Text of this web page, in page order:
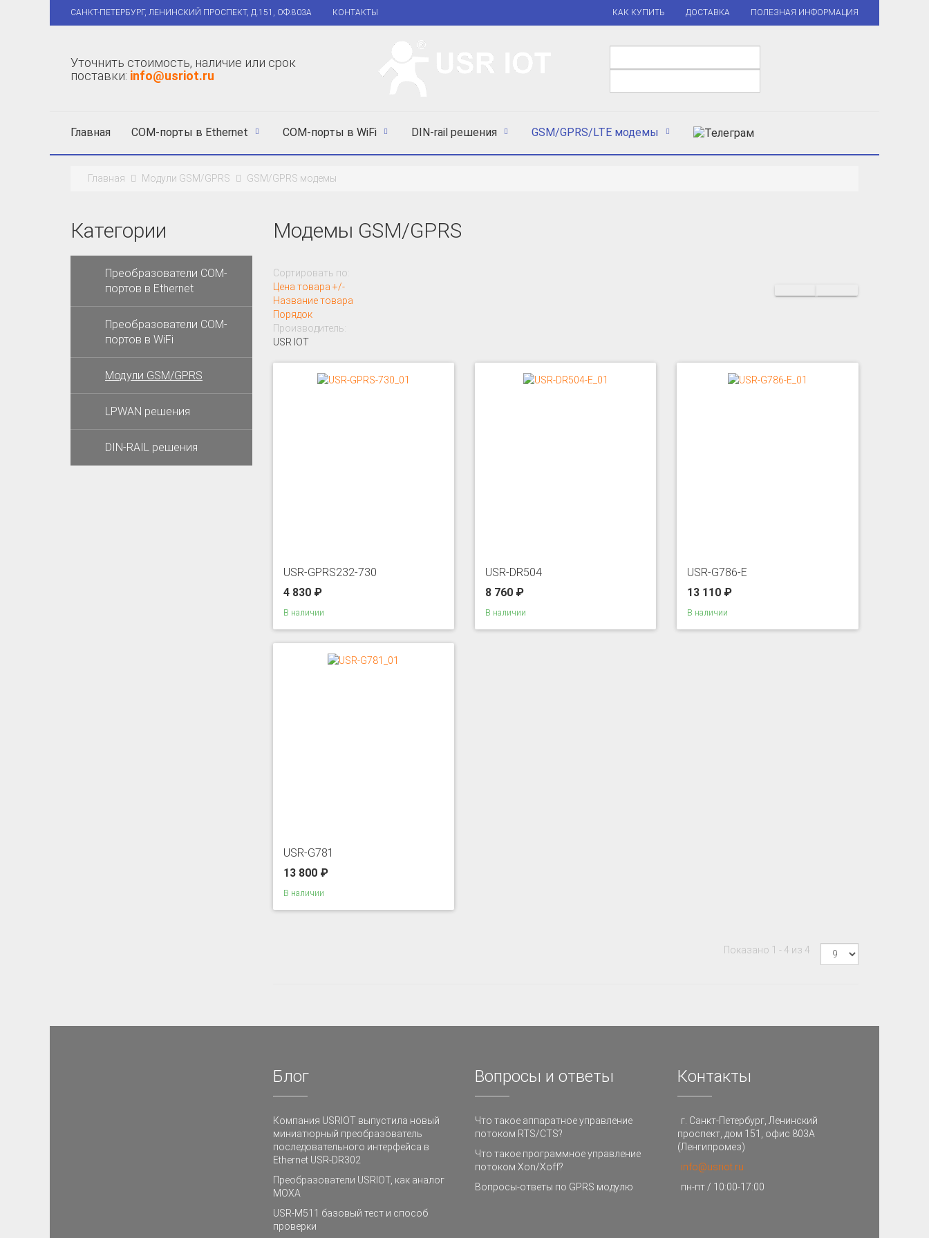
САНКТ-ПЕТЕРБУРГ, ЛЕНИНСКИЙ ПРОСПЕКТ, Д.151, ОФ.803А КОНТАКТЫ КАК КУПИТЬ ДОСТАВКА ПОЛЕЗНАЯ ИНФОРМАЦИЯ
Уточнить стоимость, наличие или срок
поставки: info@usriot.ru
Главная COM-порты в Ethernet COM-порты в WiFi DIN-rail решения GSM/GPRS/LTE модемы
Главная Модули GSM/GPRS GSM/GPRS модемы
Модемы GSM/GPRS
Сортировать по:
Цена товара +/-
Название товара
Порядок
Производитель:
USR IOT
USR-GPRS232-730
4 830 ₽
В наличии
USR-DR504
8 760 ₽
В наличии
USR-G786-E
13 110 ₽
В наличии
USR-G781
13 800 ₽
В наличии
Показано 1 - 4 из 4
Категории
Преобразователи COM-
портов в Ethernet
Преобразователи COM-
портов в WiFi
Модули GSM/GPRS
LPWAN решения
DIN-RAIL решения
Блог
Компания USRIOT выпустила новый
миниатюрный преобразователь
последовательного интерфейса в
Ethernet USR-DR302
Преобразователи USRIOT, как аналог
MOXA
USR-M511 базовый тест и способ
проверки
Вопросы и ответы
Что такое аппаратное управление
потоком RTS/CTS?
Что такое программное управление
потоком Xon/Xoff?
Вопросы-ответы по GPRS модулю
Контакты
г. Санкт-Петербург, Ленинский
проспект, дом 151, офис 803А
(Ленгипромез)
info@usriot.ru
пн-пт / 10:00-17:00